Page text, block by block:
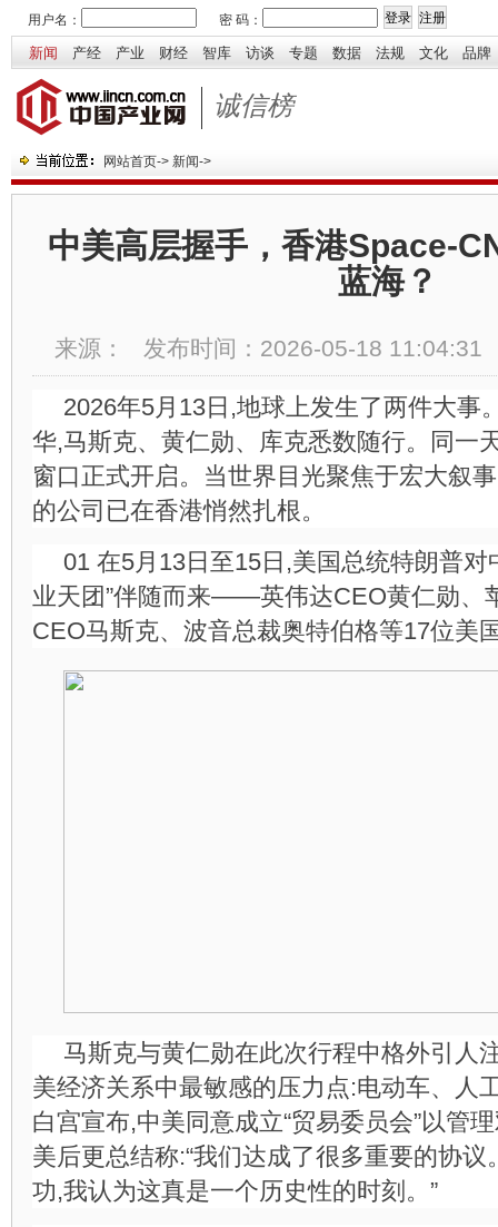
用户名： 密 码：
新闻 产经 产业 财经 智库 访谈 专题 数据 法规 文化 品牌
诚信榜
网站首页-> 新闻->
中美高层握手，香港Space-
蓝海？
来源： 发布时间： 2026-05-18 11:04:31
2026年5月13日,地球上发生了两件大事
华,马斯克、黄仁勋、库克悉数随行。同一
窗口正式开启。当世界目光聚焦于宏大叙
的公司已在香港悄然扎根。
01 在5月13日至15日,美国总统特朗普对
业天团”伴随而来——英伟达CEO黄仁勋、
CEO马斯克、波音总裁奥特伯格等17位美
马斯克与黄仁勋在此次行程中格外引
美经济关系中最敏感的压力点:电动车、人
白宫宣布,中美同意成立“贸易委员会”以管
美后更总结称:“我们达成了很多重要的协
功,我认为这真是一个历史性的时刻。”